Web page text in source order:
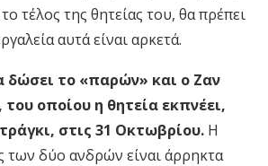
τέλος της θητείας του, θα πρέπει
αυτά είναι αρκετά.
δώσει το «παρών» και ο Ζαν
του οποίου η θητεία εκπνέει,
στις 31 Οκτωβρίου. Η
των δύο ανδρών είναι άρρηκτα